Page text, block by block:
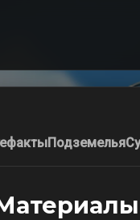
Подземелья